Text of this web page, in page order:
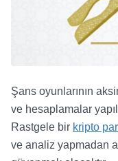
Şans oyunlarının
ve hesaplamalar
Rastgele bir kripto
ve analiz yapmadan